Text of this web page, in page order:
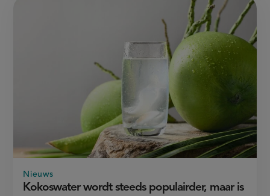
Kokoswater wordt steeds populairder, maar is
Nieuws